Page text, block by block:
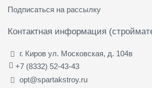
Подписаться на рассылку
Контактная информация
г. Киров ул. Московская, д. 104в
+7 (8332) 52-43-43
opt@spartakstroy.ru